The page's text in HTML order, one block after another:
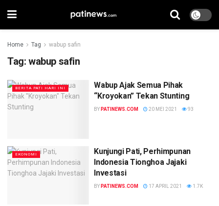
Home Tag wabup safin
Tag: wabup safin
BERITA PATI HARI INI
Wabup Ajak Semua Pihak
“Kroyokan” Tekan Stunting
BY PATINEWS.COM 20 MEI 2021 93
EKONOMI
Kunjungi Pati, Perhimpunan
Indonesia Tionghoa Jajaki
Investasi
BY PATINEWS.COM 17 APRIL 2021 1.7K